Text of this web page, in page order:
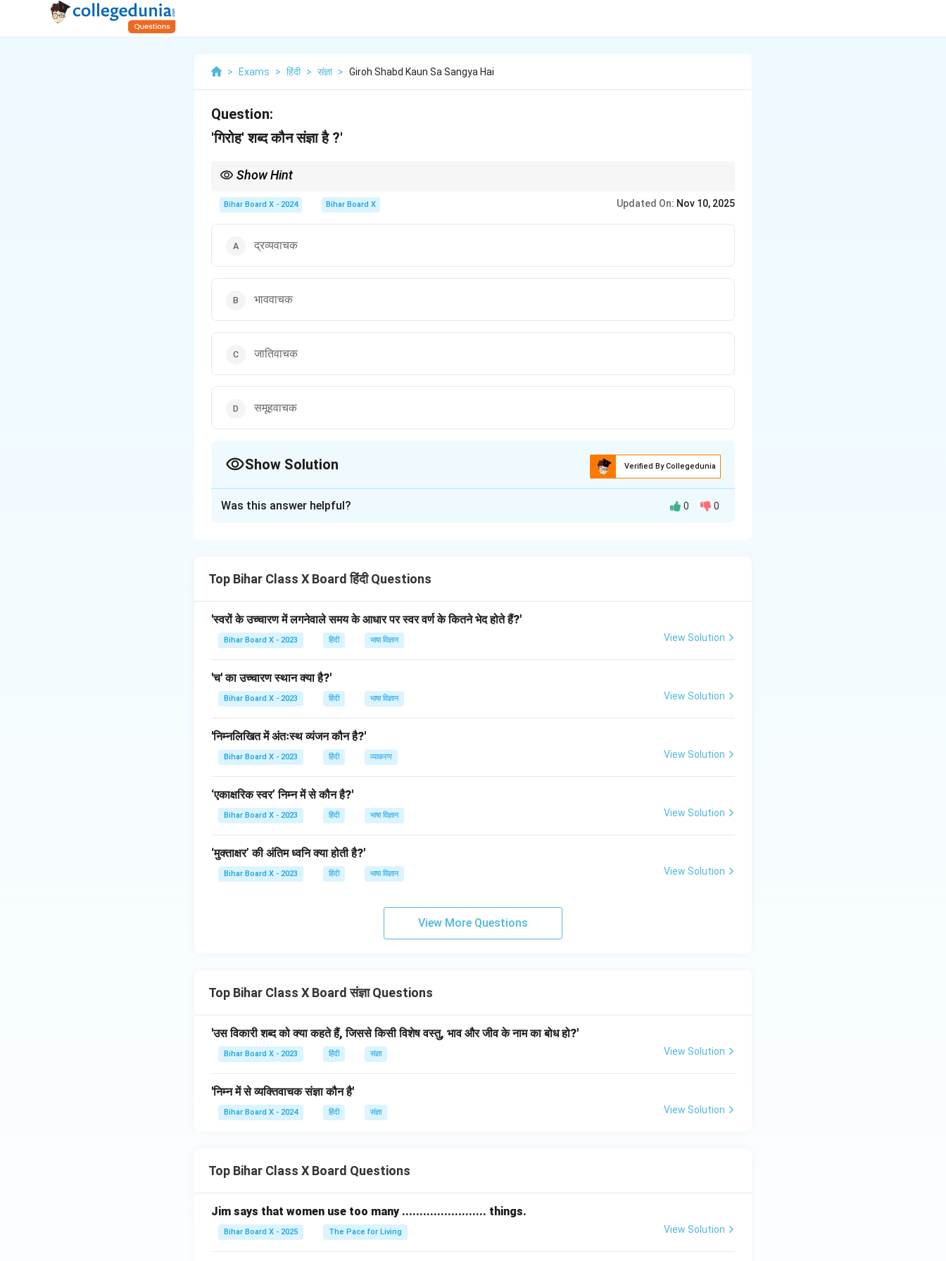
> Exams > हिंदी > संज्ञा > Giroh Shabd Kaun Sa Sangya Hai
Question:
'गिरोह' शब्द कौन संज्ञा है ?'
Show Hint
Bihar Board X - 2024 Bihar Board X Updated On: Nov 10, 2025
द्रव्यवाचक
भाववाचक
जातिवाचक
समूहवाचक
Show Solution Verified By Collegedunia
Download Solution in PDF
Was this answer helpful? 0 0
Top Bihar Class X Board हिंदी Questions
'स्वरों के उच्चारण में लगनेवाले समय के आधार पर स्वर वर्ण के कितने भेद होते हैं?'
Bihar Board X - 2023 हिंदी भाषा विज्ञान View Solution
'च' का उच्चारण स्थान क्या है?'
Bihar Board X - 2023 हिंदी भाषा विज्ञान View Solution
'निम्नलिखित में अंतःस्थ व्यंजन कौन है?'
Bihar Board X - 2023 हिंदी व्याकरण View Solution
‘एकाक्षरिक स्वर’ निम्न में से कौन है?'
Bihar Board X - 2023 हिंदी भाषा विज्ञान View Solution
‘मुक्ताक्षर’ की अंतिम ध्वनि क्या होती है?'
Bihar Board X - 2023 हिंदी भाषा विज्ञान View Solution
View More Questions
Top Bihar Class X Board संज्ञा Questions
'उस विकारी शब्द को क्या कहते हैं, जिससे किसी विशेष वस्तु, भाव और जीव के नाम का बोध हो?'
Bihar Board X - 2023 हिंदी संज्ञा View Solution
'निम्न में से व्यक्तिवाचक संज्ञा कौन है'
Bihar Board X - 2024 हिंदी संज्ञा View Solution
Top Bihar Class X Board Questions
Jim says that women use too many ........................ things.
Bihar Board X - 2025 The Pace for Living View Solution